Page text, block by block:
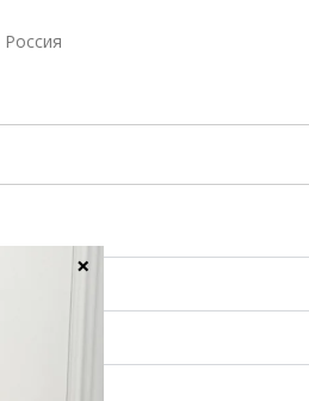
Россия
×